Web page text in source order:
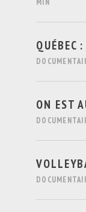
MIN
QUÉBEC
ON EST